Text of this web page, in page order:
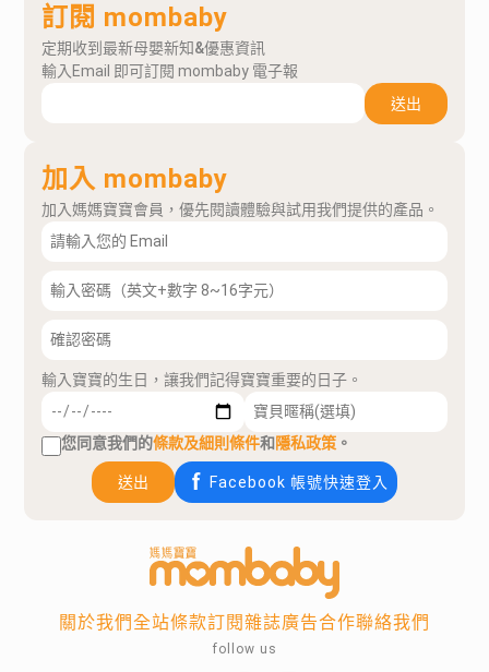
訂閱 mombaby
定期收到最新母嬰新知&優惠資訊
輸入Email 即可訂閱 mombaby 電子報
送出
加入 mombaby
加入媽媽寶寶會員，優先閱讀體驗與試用我們提供的產品。
輸入寶寶的生日，讓我們記得寶寶重要的日子。
您同意我們的條款及細則條件和隱私政策 。
送出 Facebook 帳號快速登入
關於我們全站條款訂閱雜誌廣告合作聯絡我們
follow us